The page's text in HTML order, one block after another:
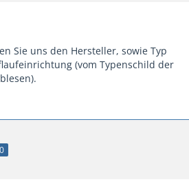
Sie uns den Hersteller, sowie Typ
(vom Typenschild der